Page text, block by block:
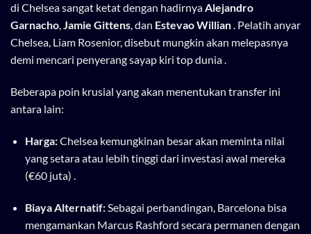
di Chelsea sangat ketat dengan hadirnyaAlejandro
Garnacho,Jamie Gittens, dan Estevao Willian. Pelatih anyar
Chelsea, Liam Rosenior, disebut mungkin akan melepasnya
demi mencari penyerang sayap kiri top dunia .
Beberapa poin krusial yang akan menentukan transfer ini
antara lain:
Harga:Chelsea kemungkinan besar akan meminta nilai
yang setara atau lebih tinggi dari investasi awal mereka
(€60 juta) .
Biaya Alternatif:Sebagai perbandingan, Barcelona bisa
mengamankan Marcus Rashford secara permanen dengan